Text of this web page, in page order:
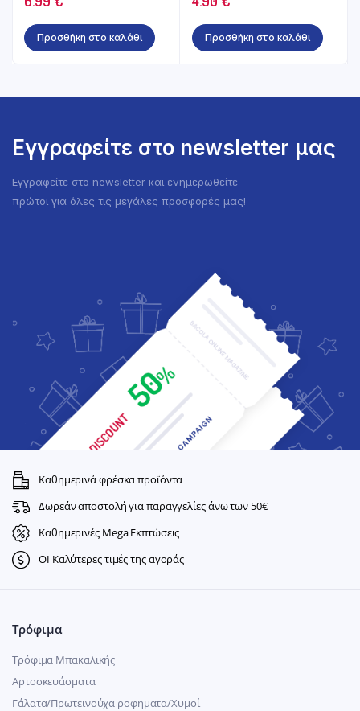
Προσθήκη στο καλάθι Προσθήκη στο καλάθι
Εγγραφείτε στο newsletter μας
Εγγραφείτε στο newsletter και ενημερωθείτε
πρώτοι για όλες τις μεγάλες προσφορές μας!
Καθημερινά φρέσκα προϊόντα
Δωρεάν αποστολή για παραγγελίες άνω των 50€
Καθημερινές Mega Εκπτώσεις
ΟΙ Καλύτερες τιμές της αγοράς
Τρόφιμα
Τρόφιμα Μπακαλικής
Αρτοσκευάσματα
Γάλατα/Πρωτεινούχα ροφηματα/Χυμοί